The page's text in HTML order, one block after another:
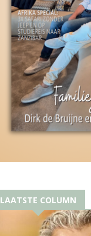
LAATSTE COLUMN